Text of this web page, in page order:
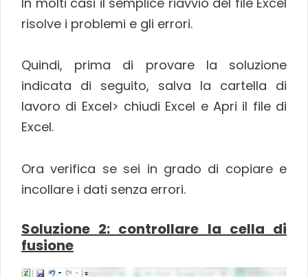
risolve i problemi e gli errori.
Quindi, prima di provare la soluzione
indicata di seguito, salva la cartella di
lavoro di Excel> chiudi Excel e Apri il file di
Excel.
Ora verifica se sei in grado di copiare e
incollare i dati senza errori.
Soluzione 2: controllare la cella di
fusione